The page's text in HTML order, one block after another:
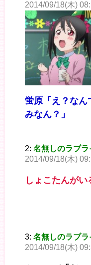
2014/09/18(木)
蛍原「え？なん
みなん？」
2: 名無しのラブラ
2014/09/18(木)
しょこたんがい
3: 名無しのラブラ
2014/09/18(木)